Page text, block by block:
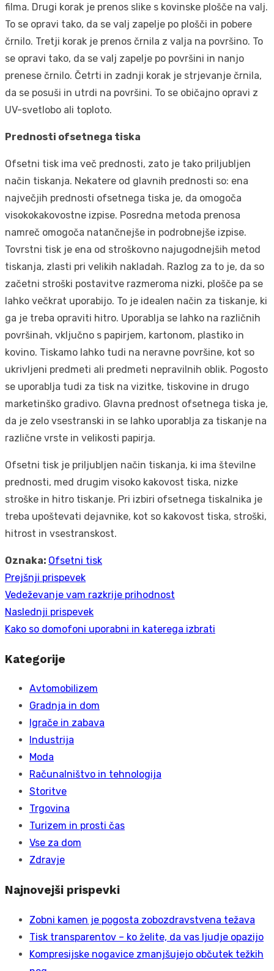
filma. Drugi korak je prenos slike s kovinske plošče na valj.
To se opravi tako, da se valj zapelje po plošči in pobere
črnilo. Tretji korak je prenos črnila z valja na površino. To
se opravi tako, da se valj zapelje po površini in nanjo
prenese črnilo. Četrti in zadnji korak je strjevanje črnila,
da se posuši in utrdi na površini. To se običajno opravi z
UV-svetlobo ali toploto.
Prednosti ofsetnega tiska
Ofsetni tisk ima več prednosti, zato je tako priljubljen
način tiskanja. Nekatere od glavnih prednosti so: ena
največjih prednosti ofsetnega tiska je, da omogoča
visokokakovostne izpise. Posredna metoda prenosa
namreč omogoča natančnejše in podrobnejše izpise.
Tovrstni tisk je ena od stroškovno najugodnejših metod
tiskanja, zlasti pri velikih nakladah. Razlog za to je, da so
začetni stroški postavitve razmeroma nizki, plošče pa se
lahko večkrat uporabijo. To je idealen način za tiskanje, ki
ga je treba opraviti hitro. Uporablja se lahko na različnih
površinah, vključno s papirjem, kartonom, plastiko in
kovino. Tiskamo lahko tudi na neravne površine, kot so
ukrivljeni predmeti ali predmeti nepravilnih oblik. Pogosto
se uporablja tudi za tisk na vizitke, tiskovine in drugo
marketinško gradivo. Glavna prednost ofsetnega tiska je,
da je zelo vsestranski in se lahko uporablja za tiskanje na
različne vrste in velikosti papirja.
Ofsetni tisk je priljubljen način tiskanja, ki ima številne
prednosti, med drugim visoko kakovost tiska, nizke
stroške in hitro tiskanje. Pri izbiri ofsetnega tiskalnika je
treba upoštevati dejavnike, kot so kakovost tiska, stroški,
hitrost in vsestranskost.
Oznaka: Ofsetni tisk
Navigacija
prispevka
Prejšnji prispevek
Prejšnji
prispevek:
Vedeževanje vam razkrije prihodnost
Naslednji prispevek
Naslednji
Kako so domofoni uporabni in katerega izbrati
Kategorije
Avtomobilizem
Gradnja in dom
Igrače in zabava
Industrija
Moda
Računalništvo in tehnologija
Storitve
Trgovina
Turizem in prosti čas
Vse za dom
Zdravje
Najnovejši prispevki
Zobni kamen je pogosta zobozdravstvena težava
Tisk transparentov – ko želite, da vas ljudje opazijo
Kompresijske nogavice zmanjšujejo občutek težkih